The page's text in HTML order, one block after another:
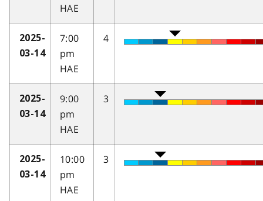
HAE
2025-
03-14
7:00
pm
HAE
4
2025-
03-14
9:00
pm
HAE
3
2025-
03-14
10:00
pm
HAE
3